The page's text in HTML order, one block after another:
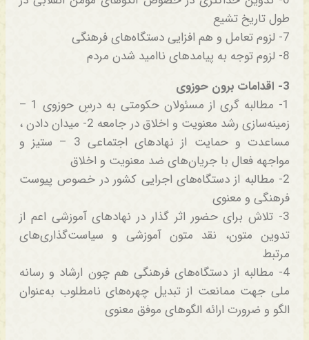
طول تاریخ تشیع
7- لزوم تعامل و هم افزایی دستگاه‌های فرهنگی
8- لزوم توجه به پیامدهای ناامید شدن مردم
3- اقدامات برون حوزوی
1- مطالبه گری از مسئولان حکومتی به درسِ حوزوی 1 –
زمینه‌سازی رشد معنویت و اخلاق در جامعه 2- میدان دادن ،
مساعدت و حمایت از نهادهای اجتماعی 3 – ستیز و
مواجهه فعال با جریان‌های ضد معنویت و اخلاق
2- مطالبه از دستگاه‌های اجرایی کشور در خصوص پیوست
فرهنگی و معنوی
3- تلاش برای حضور اثر گذار در نهادهای آموزشی اعم از
تدوین متون، نقد متون آموزشی و سیاست‌گذاری‌های
مرتبط
4- مطالبه از دستگاه‌های فرهنگی هم چون ارشاد و رسانه
ملی جهت ممانعت از تبدیل چهره‌های نامطلوب به‌عنوان
الگو و ضرورت ارائه الگوهای موفق معنوی